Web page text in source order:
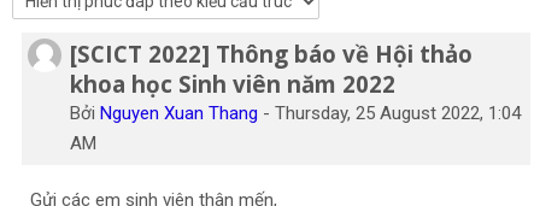
[SCICT 2022] Thông báo về Hội thảo
khoa học Sinh viên năm 2022
Bởi Nguyen Xuan Thang - Thursday, 25 August 2022, 1:04
AM
Số lượng các câu trả lời: 0
Gửi các em sinh viên thân mến,